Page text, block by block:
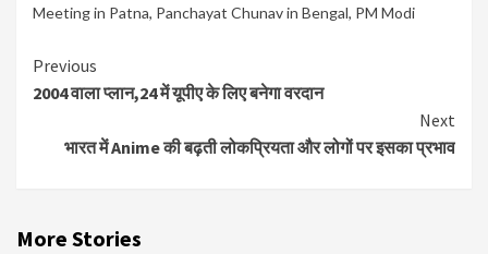
Meeting in Patna, Panchayat Chunav in Bengal, PM Modi
Continue
Reading
Previous
2004 वाला प्लान,24 में यूपीए के लिए बनेगा वरदान
Next
भारत में Anime की बढ़ती लोकप्रियता और लोगों पर इसका प्रभाव
More Stories